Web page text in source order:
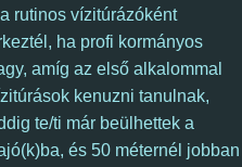
rutinos vízitúrázóként
ha profi kormányos
amíg az első alkalommal
kenuzni tanulnak,
te/ti már beülhettek a
és 50 méternél jobban